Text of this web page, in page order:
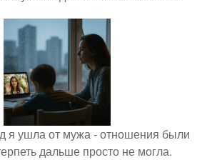
я ушла от мужа - отношения были
дальше просто не могла.